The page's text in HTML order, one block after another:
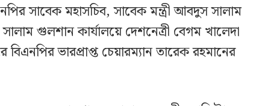
সাবেক মহাসচিব, সাবেক মন্ত্রী আবদুস সালাম
গুলশান কার্যালয়ে দেশনেত্রী বেগম খালেদা
ভারপ্রাপ্ত চেয়ারম্যান তারেক রহমানের